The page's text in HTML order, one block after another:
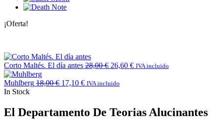
¡Oferta!
Corto Maltés. El día antes 28,00€ 26,60 € IVA incluido
Muhlberg 18,00€ 17,10 € IVA incluido
In Stock
El Departamento De Teorias Alucinantes